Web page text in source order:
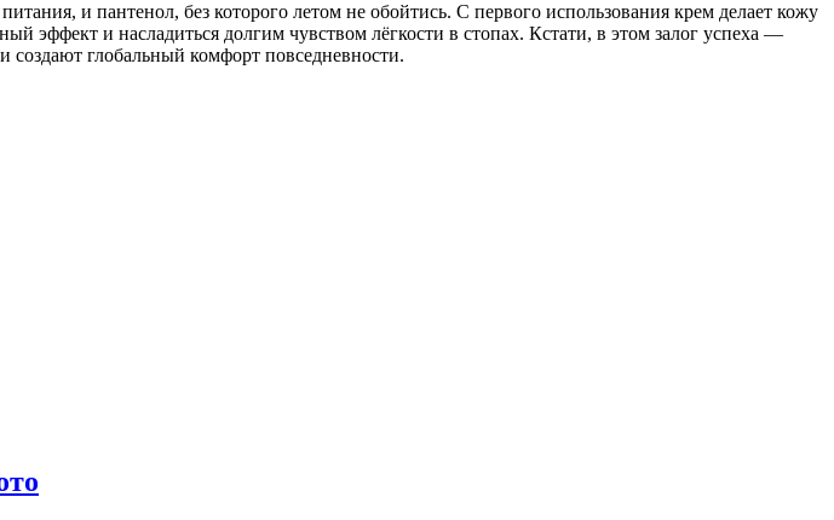
и пантенол, без которого летом не обойтись. С первого использования крем делает кожу
эффект и насладиться долгим чувством лёгкости в стопах. Кстати, в этом залог успеха —
создают глобальный комфорт повседневности.